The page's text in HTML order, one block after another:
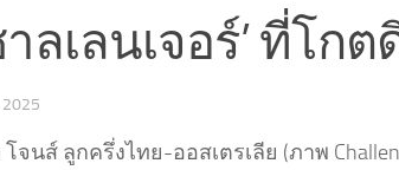
าลเลนเจอร์’ ที่โกต
2025
นส์ ลูกครึ่งไทย-ออสเตรเลีย (ภาพ